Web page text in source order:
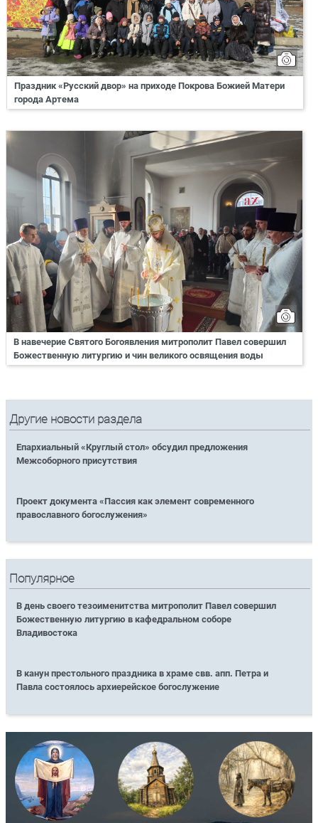
Праздник «Русский двор» на приходе Покрова Божией Матери
города Артема
В навечерие Святого Богоявления митрополит Павел совершил
Божественную литургию и чин великого освящения воды
Другие новости раздела
Епархиальный «Круглый стол» обсудил предложения
Межсоборного присутствия
Проект документа «Пассия как элемент современного
православного богослужения»
Популярное
В день своего тезоименитства митрополит Павел совершил
Божественную литургию в кафедральном соборе
Владивостока
В канун престольного праздника в храме свв. апп. Петра и
Павла состоялось архиерейское богослужение